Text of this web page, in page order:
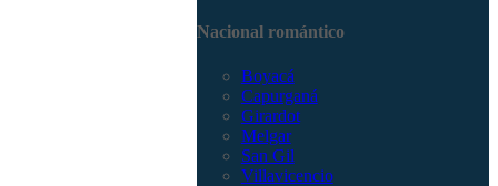
Nacional romántico
Boyacá
Capurganá
Girardot
Melgar
San Gil
Villavicencio